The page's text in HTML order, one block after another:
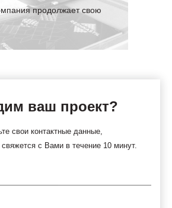
продолжает свою
ваш проект?
свои контактные данные,
с Вами в течение 10 минут.